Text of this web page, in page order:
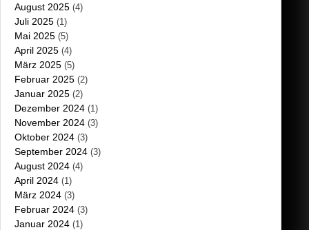
August 2025 (4)
Juli 2025 (1)
Mai 2025 (5)
April 2025 (4)
März 2025 (5)
Februar 2025 (2)
Januar 2025 (2)
Dezember 2024 (1)
November 2024 (3)
Oktober 2024 (3)
September 2024 (3)
August 2024 (4)
April 2024 (1)
März 2024 (3)
Februar 2024 (3)
Januar 2024 (1)